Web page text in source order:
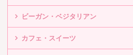
ビーガン・ベジタリアン
カフェ・スイーツ